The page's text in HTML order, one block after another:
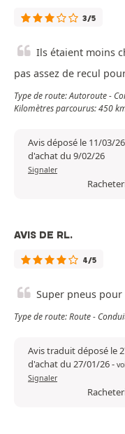
3/5
Ils étaient moins
pas assez de recul
Type de route: Autoroute -
Kilomètres parcourus: 450
Avis déposé le 11/03/
d'achat du 9/02/26
Signaler
AVIS DE RL.
4/5
Super pneus
Type de route: Route -
Avis traduit déposé le
d'achat du 27/01/26-
Signaler